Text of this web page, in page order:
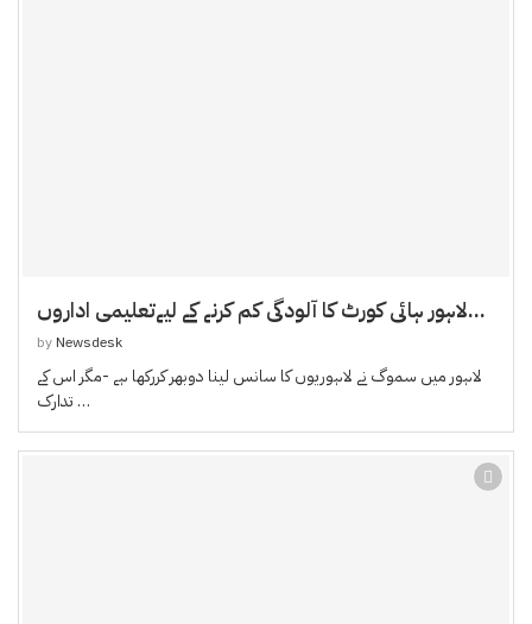
لاہور ہائی کورٹ کا آلودگی کم کرنے کے لیےتعلیمی اداروں...
by Newsdesk
لاہور میں سموگ نے لاہوریوں کا سانس لینا دوبھر کررکھا ہے -مگر اس کے
تدارک …